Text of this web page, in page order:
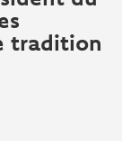
tradition